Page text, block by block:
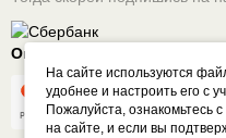
Оплачивай онлайн
На сайте используются
удобнее и настроить его с
Пожалуйста, ознакомьтесь с
на сайте, и если вы